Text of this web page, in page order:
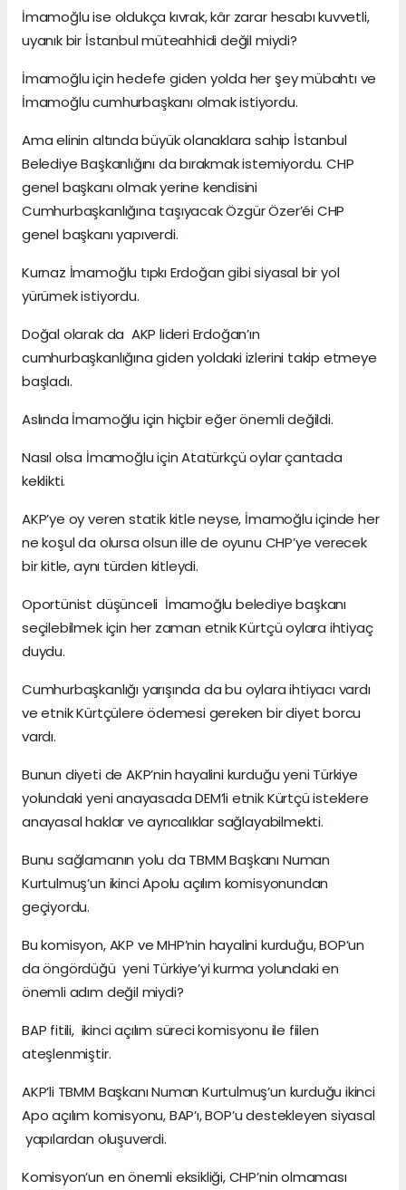
İmamoğlu ise oldukça kıvrak, kâr zarar hesabı kuvvetli,
uyanık bir İstanbul müteahhidi değil miydi?
İmamoğlu için hedefe giden yolda her şey mübahtı ve
İmamoğlu cumhurbaşkanı olmak istiyordu.
Ama elinin altında büyük olanaklara sahip İstanbul
Belediye Başkanlığını da bırakmak istemiyordu. CHP
genel başkanı olmak yerine kendisini
Cumhurbaşkanlığına taşıyacak Özgür Özer’éi CHP
genel başkanı yapıverdi.
Kurnaz İmamoğlu tıpkı Erdoğan gibi siyasal bir yol
yürümek istiyordu.
Doğal olarak da AKP lideri Erdoğan’ın
cumhurbaşkanlığına giden yoldaki izlerini takip etmeye
başladı.
Aslında İmamoğlu için hiçbir eğer önemli değildi.
Nasıl olsa İmamoğlu için Atatürkçü oylar çantada
keklikti.
AKP’ye oy veren statik kitle neyse, İmamoğlu içinde her
ne koşul da olursa olsun ille de oyunu CHP’ye verecek
bir kitle, aynı türden kitleydi.
Oportünist düşünceli İmamoğlu belediye başkanı
seçilebilmek için her zaman etnik Kürtçü oylara ihtiyaç
duydu.
Cumhurbaşkanlığı yarışında da bu oylara ihtiyacı vardı
ve etnik Kürtçülere ödemesi gereken bir diyet borcu
vardı.
Bunun diyeti de AKP’nin hayalini kurduğu yeni Türkiye
yolundaki yeni anayasada DEM’li etnik Kürtçü isteklere
anayasal haklar ve ayrıcalıklar sağlayabilmekti.
Bunu sağlamanın yolu da TBMM Başkanı Numan
Kurtulmuş’un ikinci Apolu açılım komisyonundan
geçiyordu.
Bu komisyon, AKP ve MHP’nin hayalini kurduğu, BOP’un
da öngördüğü yeni Türkiye’yi kurma yolundaki en
önemli adım değil miydi?
BAP fitili, ikinci açılım süreci komisyonu ile fiilen
ateşlenmiştir.
AKP’li TBMM Başkanı Numan Kurtulmuş’un kurduğu ikinci
Apo açılım komisyonu, BAP’ı, BOP’u destekleyen siyasal
yapılardan oluşuverdi.
Komisyon’un en önemli eksikliği, CHP’nin olmaması